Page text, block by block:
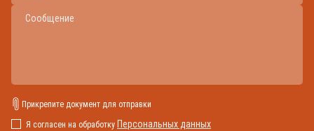
Прикрепите документ для отправки
Я согласен на обработку Персональных данных